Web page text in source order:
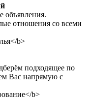
объявления.
отношения со всеми
подходящее по
Вас напрямую с